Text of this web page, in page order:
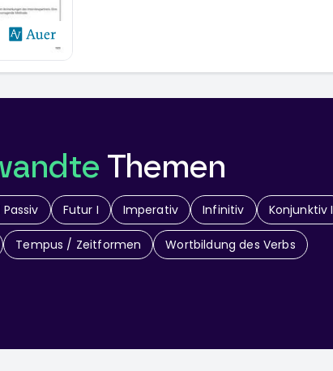
Themen
Futur I Imperativ Infinitiv Konjunktiv I
Tempus / Zeitformen Wortbildung des Verbs